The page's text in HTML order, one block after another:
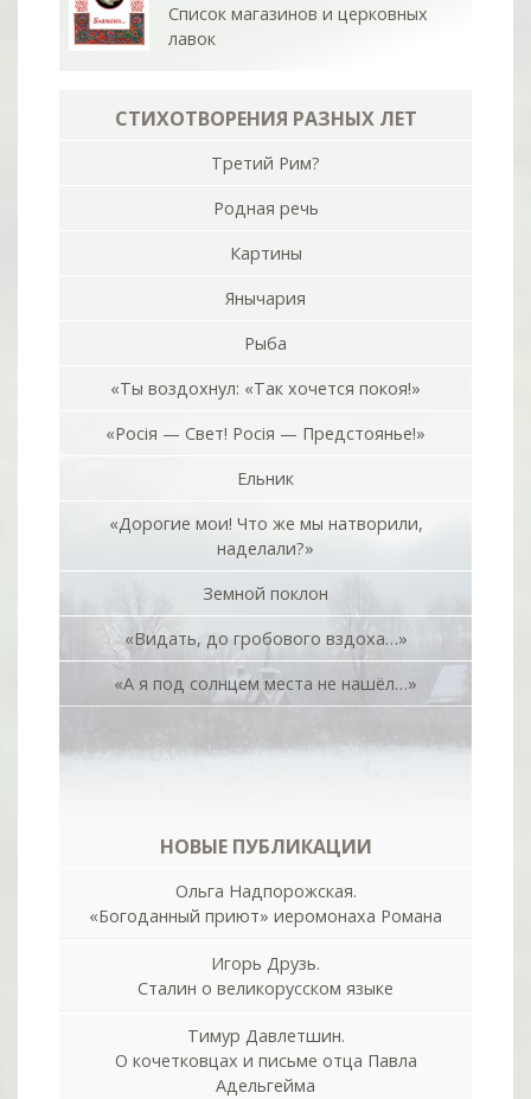
Список магазинов и церковных
лавок
СТИХОТВОРЕНИЯ РАЗНЫХ ЛЕТ
Третий Рим?
Родная речь
Картины
Янычария
Рыба
«Ты воздохнул: «Так хочется покоя!»
«Росiя — Свет! Росiя — Предстоянье!»
Ельник
«Дорогие мои! Что же мы натворили,
наделали?»
Земной поклон
«Видать, до гробового вздоха…»
«А я под солнцем места не нашёл…»
НОВЫЕ ПУБЛИКАЦИИ
Ольга Надпорожская.
«Богоданный приют» иеромонаха Романа
Игорь Друзь.
Сталин о великорусском языке
Тимур Давлетшин.
О кочетковцах и письме отца Павла
Адельгейма